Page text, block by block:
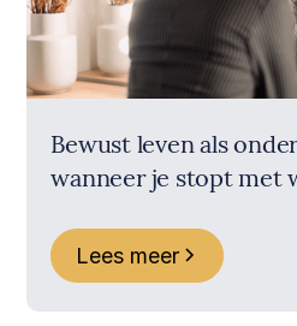
Bewust leven als
wanneer je stopt met
Lees meer